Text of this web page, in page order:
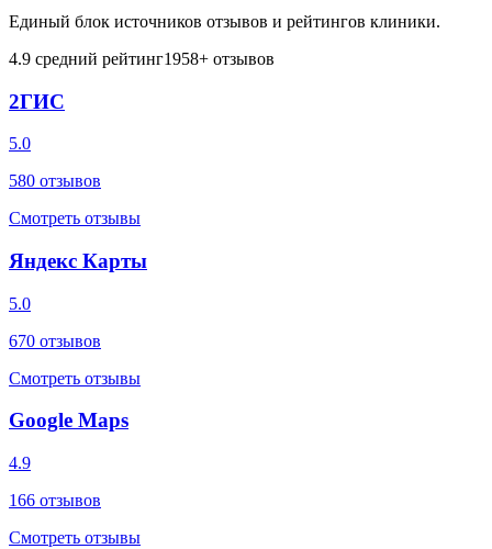
Единый блок источников отзывов и рейтингов клиники.
4.9 средний рейтинг1958+ отзывов
2ГИС
5.0
580 отзывов
Смотреть отзывы
Яндекс Карты
5.0
670 отзывов
Смотреть отзывы
Google Maps
4.9
166 отзывов
Смотреть отзывы